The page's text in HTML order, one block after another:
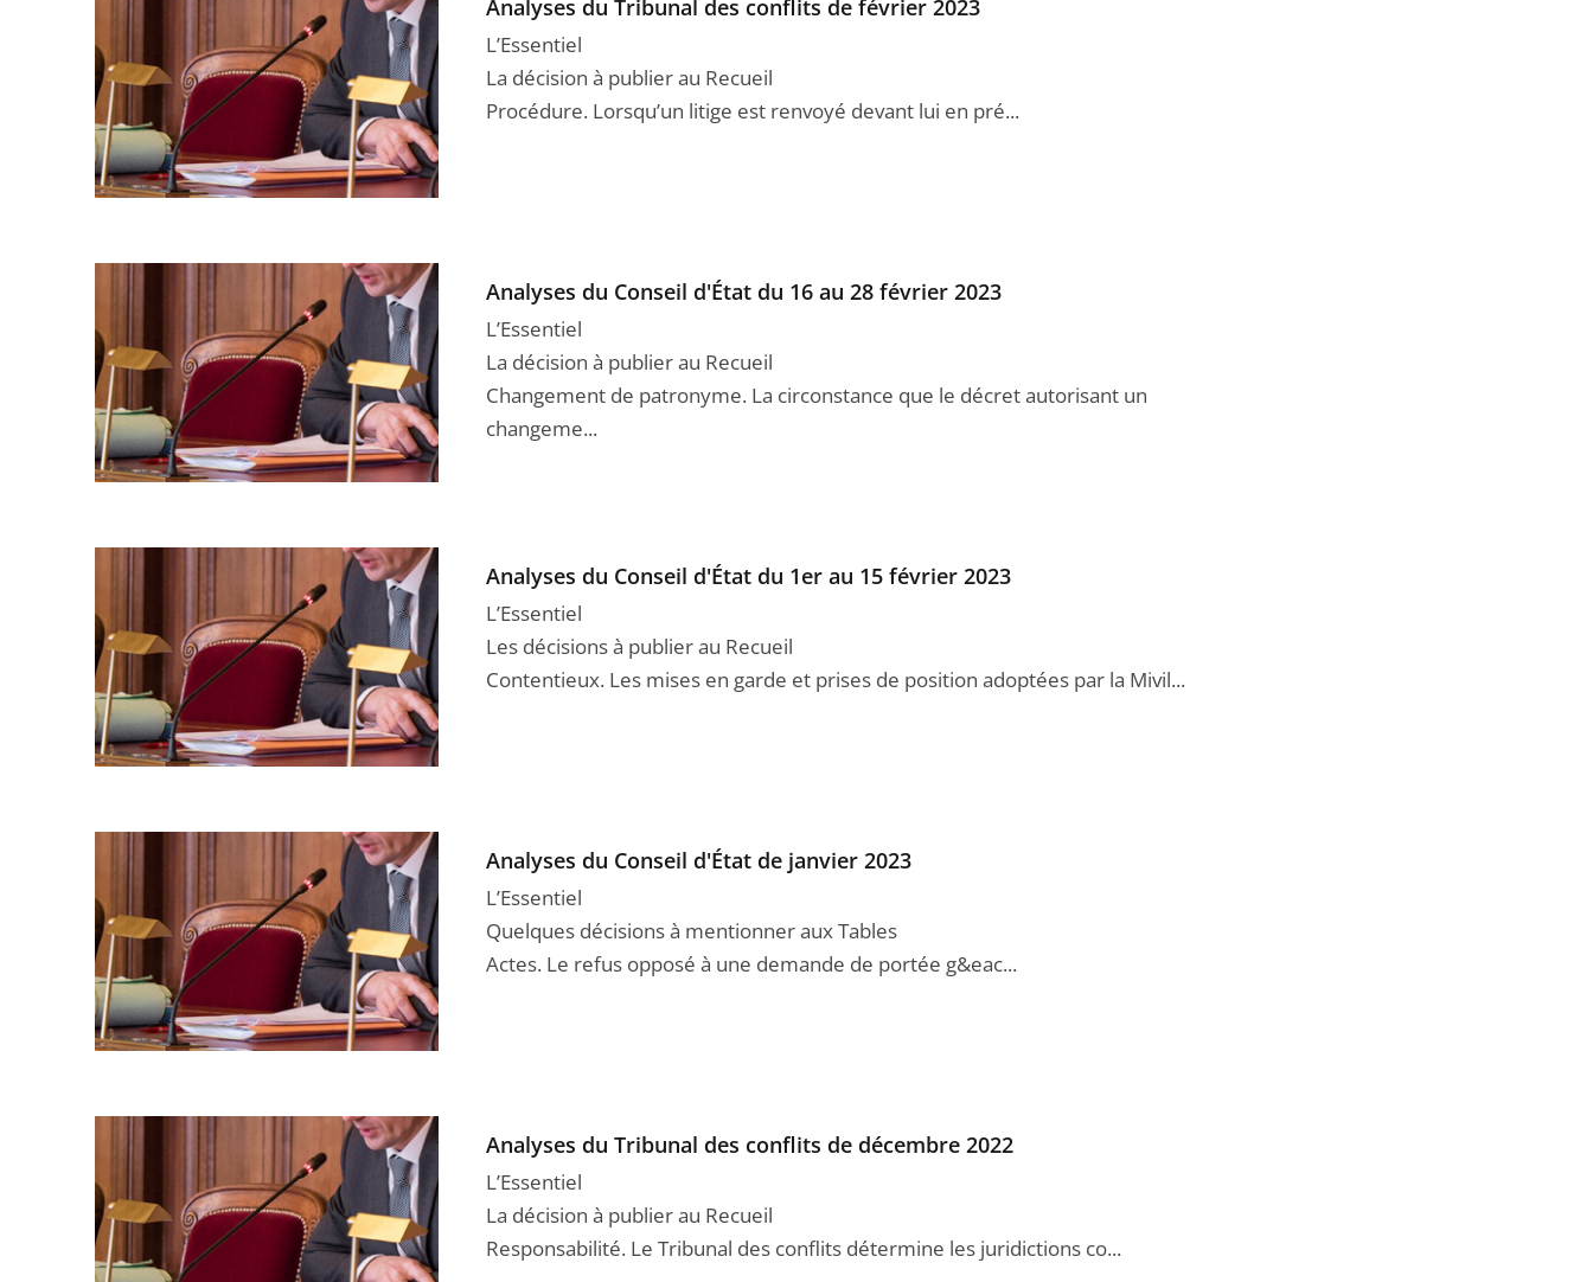
Analyses du Tribunal des conflits de février 2023
L’Essentiel
La décision à publier au Recueil
Procédure. Lorsqu’un litige est renvoyé devant lui en pré...
Analyses du Conseil d'État du 16 au 28 février 2023
L’Essentiel
La décision à publier au Recueil
Changement de patronyme. La circonstance que le décret autorisant un
changeme...
Analyses du Conseil d'État du 1er au 15 février 2023
L’Essentiel
Les décisions à publier au Recueil
Contentieux. Les mises en garde et prises de position adoptées par la Mivil...
Analyses du Conseil d'État de janvier 2023
L’Essentiel
Quelques décisions à mentionner aux Tables
Actes. Le refus opposé à une demande de portée g&eac...
Analyses du Tribunal des conflits de décembre 2022
L’Essentiel
La décision à publier au Recueil
Responsabilité. Le Tribunal des conflits détermine les juridictions co...